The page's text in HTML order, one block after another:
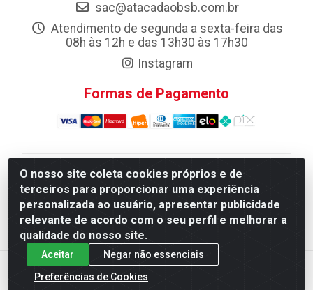
O nosso site coleta cookies próprios e de
terceiros para proporcionar uma experiência
personalizada ao usuário, apresentar publicidade
relevante de acordo com o seu perfil e melhorar a
qualidade do nosso site.
Aceitar
Negar não essenciais
Preferências de Cookies
sac@atacadaobsb.com.br
Atendimento de segunda a sexta-feira das
08h às 12h e das 13h30 às 17h30
Instagram
Formas de Pagamento
Atacadao da Limpeza F. Pereira Queiroz Comercio e
Distribuicao LTDA - Quadra Qi 10 Lotes 39 e, 41 - Setor
Industrial (Taguatinga), Brasília/DF - CEP 72.135-100 -
CNPJ 13.184.675/0001-80